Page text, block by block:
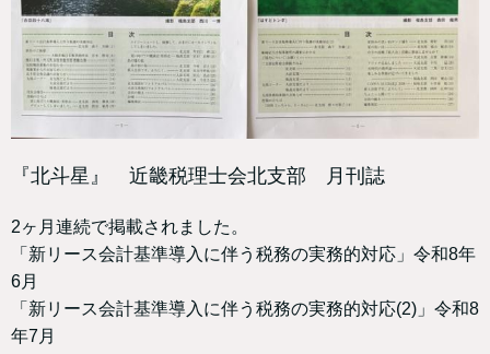
『北斗星』 近畿税理士会北支部 月刊誌
2ヶ月連続で掲載されました。
「新リース会計基準導入に伴う税務の実務的対応」令和8年
6月
「新リース会計基準導入に伴う税務の実務的対応(2)」令和8
年7月